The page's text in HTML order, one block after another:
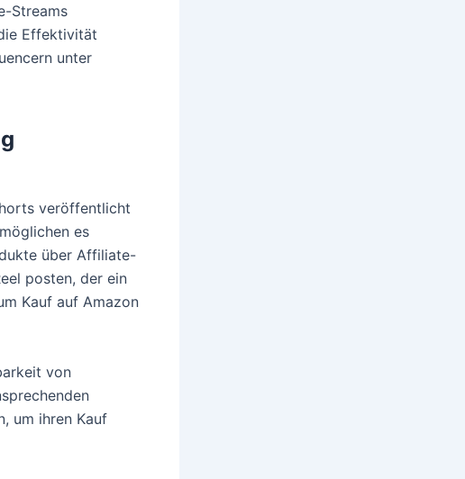
Streams
Effektivität
unter
veröffentlicht
es
über Affiliate-
posten, der ein
Kauf auf Amazon
von
um ihren Kauf